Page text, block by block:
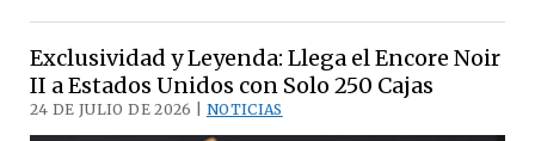
tabaquera:
Espinosa
Exclusividad y Leyenda: Llega el Encore Noir
II a Estados Unidos con Solo 250 Cajas
24 DE JULIO DE 2026 | NOTICIAS